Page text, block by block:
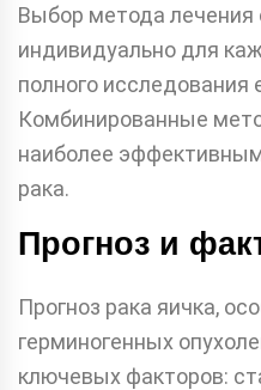
Выбор метода лечения
индивидуально для
полного исследования
Комбинированные
наиболее
рака.
Прогноз и
Прогноз рака яичка,
герминогенных
ключевых факторов: